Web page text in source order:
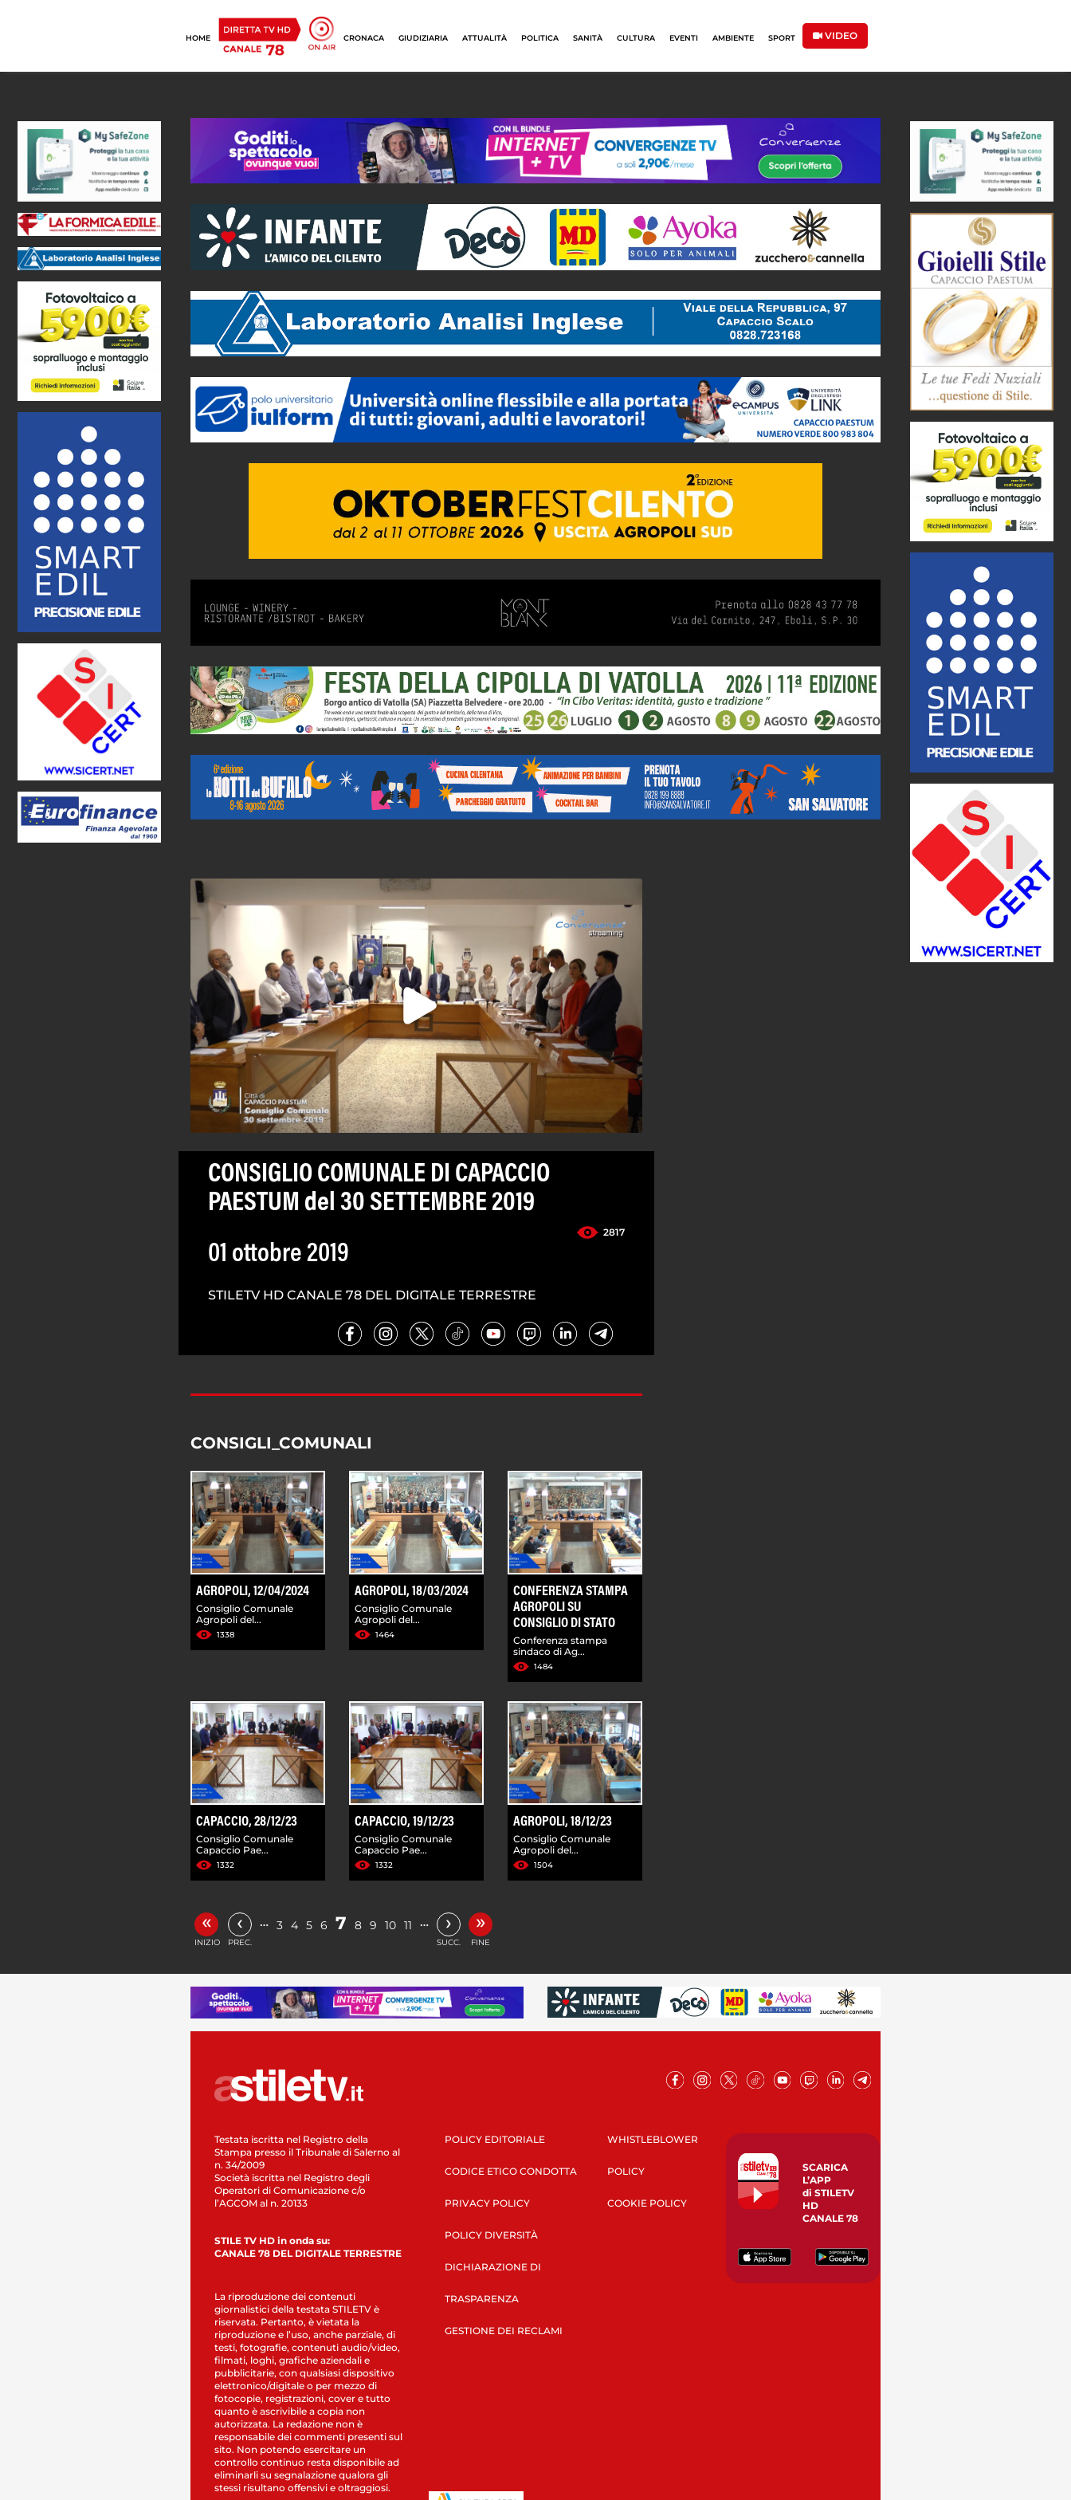
HOME CRONACA GIUDIZIARIA ATTUALITÀ POLITICA SANITÀ CULTURA EVENTI AMBIENTE SPORT VIDEO
CONSIGLIO COMUNALE DI CAPACCIO
PAESTUM del 30 SETTEMBRE 2019
2817
01 ottobre 2019
STILETV HD CANALE 78 DEL DIGITALE TERRESTRE
CONSIGLI_COMUNALI
AGROPOLI, 12/04/2024
Consiglio Comunale
Agropoli del...
1338
AGROPOLI, 18/03/2024
Consiglio Comunale
Agropoli del...
1464
CONFERENZA STAMPA
AGROPOLI SU
CONSIGLIO DI STATO
Conferenza stampa
sindaco di Ag...
1484
CAPACCIO, 28/12/23
Consiglio Comunale
Capaccio Pae...
1332
CAPACCIO, 19/12/23
Consiglio Comunale
Capaccio Pae...
1332
AGROPOLI, 18/12/23
Consiglio Comunale
Agropoli del...
1504
«
INIZIO
‹
PREC.
… 3 4 5 6 7 8 9 10 11 … ›
SUCC.
»
FINE
Testata iscritta nel Registro della
Stampa presso il Tribunale di Salerno al
n. 34/2009
Società iscritta nel Registro degli
Operatori di Comunicazione c/o
l’AGCOM al n. 20133
STILE TV HD in onda su:
CANALE 78 DEL DIGITALE TERRESTRE
La riproduzione dei contenuti
giornalistici della testata STILETV è
riservata. Pertanto, è vietata la
riproduzione e l’uso, anche parziale, di
testi, fotografie, contenuti audio/video,
filmati, loghi, grafiche aziendali e
pubblicitarie, con qualsiasi dispositivo
elettronico/digitale o per mezzo di
fotocopie, registrazioni, cover e tutto
quanto è ascrivibile a copia non
autorizzata. La redazione non è
responsabile dei commenti presenti sul
sito. Non potendo esercitare un
controllo continuo resta disponibile ad
eliminarli su segnalazione qualora gli
stessi risultano offensivi e oltraggiosi.
POLICY EDITORIALE
CODICE ETICO CONDOTTA
PRIVACY POLICY
POLICY DIVERSITÀ
DICHIARAZIONE DI
TRASPARENZA
GESTIONE DEI RECLAMI
WHISTLEBLOWER
POLICY
COOKIE POLICY
SCARICA
L’APP
di STILETV
HD
CANALE 78